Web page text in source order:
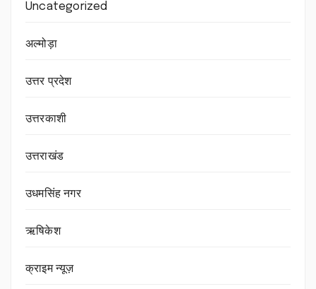
Uncategorized
अल्मोड़ा
उत्तर प्रदेश
उत्तरकाशी
उत्तराखंड
उधमसिंह नगर
ऋषिकेश
क्राइम न्यूज़